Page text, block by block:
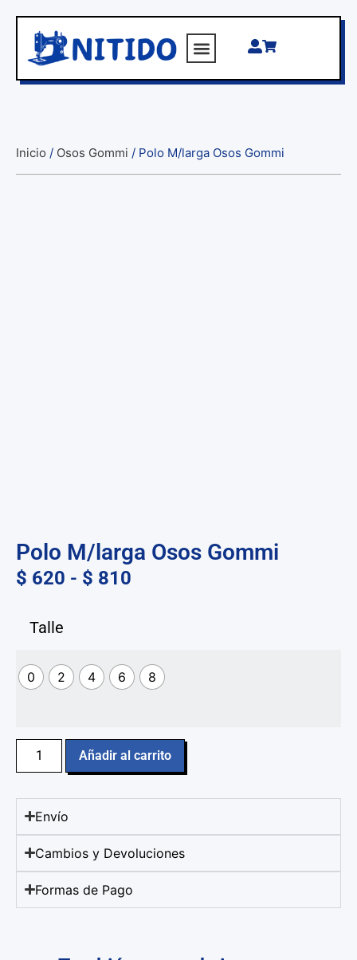
Inicio / Osos Gommi / Polo M/larga Osos Gommi
Polo M/larga Osos Gommi
$ 620 - $ 810
Talle
0 2 4 6 8
Añadir al carrito
Envío
Cambios y Devoluciones
Formas de Pago